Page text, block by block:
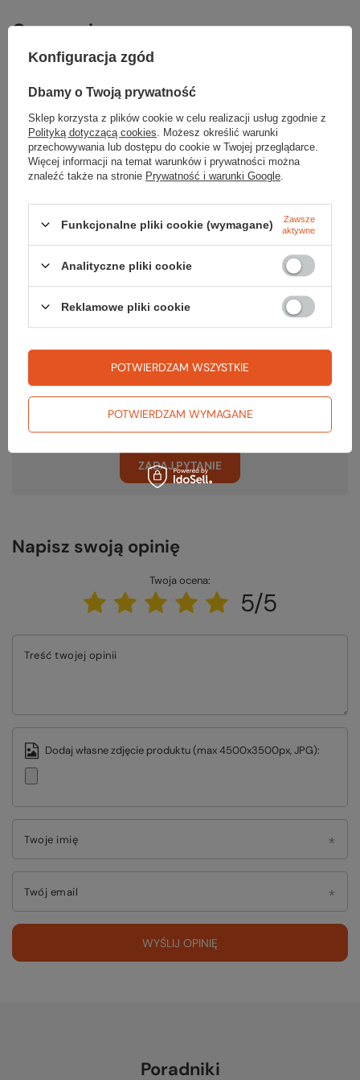
Gwarancja
10 LAT GWARANCJI TICKET TO THE MOON
10-cio letnia gwarancja producenta na
standardowe produkty TTTM. Aby skorzystać z
gwarancji należy skontaktować się
bezpośrednio z producentem. Gwarancja nie
obejmuje uszkodzeń mechanicznych
powstałych z winy użytkownika, uszkodzeń
powstałych w wyniku zbyt długiej wystawy
naturalnego zużycia. Aby uzyskać gwarancję
bez konieczności okazywania dokumentu
zakupu, produkt należy zarejestrować na
https://ticketothemoon.com/pages/warranty
PODMIOT ODPOWIEDZIALNY ZA TEN PRODUKT NA TERENIE UE
CRAG SPORT Klocek Matrejek sp.j. Więcej
Potrzebujesz pomocy? Masz pytania?
Zadaj pytanie a my odpowiemy niezwłocznie, najciekawsze pytania i
odpowiedzi publikując dla innych.
ZADAJ PYTANIE
Napisz swoją opinię
Twoja ocena:
5/5
Treść twojej opinii
Dodaj własne zdjęcie produktu (max 4500x3500px, JPG):
Twoje imię
Twój email
WYŚLIJ OPINIĘ
Poradniki
Konfiguracja zgód
Dbamy o Twoją prywatność
Sklep korzysta z plików cookie w celu realizacji usług zgodnie z
Polityką dotyczącą cookies . Możesz określić warunki
przechowywania lub dostępu do cookie w Twojej przeglądarce.
Więcej informacji na temat warunków i prywatności można
znaleźć także na stronie Prywatność i warunki Google
Funkcjonalne pliki cookie (wymagane)
Zawsze
aktywne
Analityczne pliki cookie
Reklamowe pliki cookie
POTWIERDZAM WYMAGANE
POTWIERDZAM WSZYSTKIE